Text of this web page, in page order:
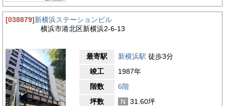
[038879]新横浜ステーションビル
横浜市港北区新横浜2-6-13
最寄駅 新横浜駅 徒歩3分
竣工
1987年
階数
6階
坪数
N
31.60坪